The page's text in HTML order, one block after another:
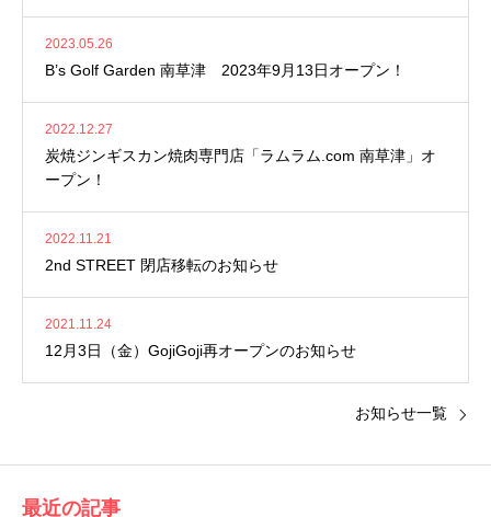
2023.05.26
B’s Golf Garden 南草津 2023年9月13日オープン！
2022.12.27
炭焼ジンギスカン焼肉専門店「ラムラム.com 南草津」オ
ープン！
2022.11.21
2nd STREET 閉店移転のお知らせ
2021.11.24
12月3日（金）GojiGoji再オープンのお知らせ
お知らせ一覧
最近の記事